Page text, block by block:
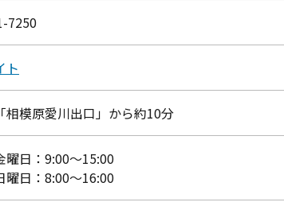
7250
ト
相模原愛川出口」から約10分
曜日：9:00～15:00
曜日：8:00～16:00